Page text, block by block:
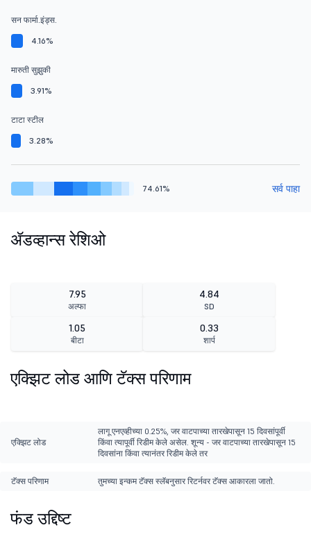
सन फार्मा.इंड्स.
4.16%
मारुती सुझुकी
3.91%
टाटा स्टील
3.28%
74.61% सर्व पाहा
ॲडव्हान्स रेशिओ
7.95
अल्फा
4.84
SD
1.05
बीटा
0.33
शार्प
एक्झिट लोड आणि टॅक्स परिणाम
एक्झिट लोड
लागू एनएव्हीच्या 0.25%, जर वाटपाच्या तारखेपासून 15 दिवसांपूर्वी
किंवा त्यापूर्वी रिडीम केले असेल. शून्य - जर वाटपाच्या तारखेपासून 15
दिवसांना किंवा त्यानंतर रिडीम केले तर
टॅक्स परिणाम तुमच्या इन्कम टॅक्स स्लॅबनुसार रिटर्नवर टॅक्स आकारला जातो.
फंड उद्दिष्ट